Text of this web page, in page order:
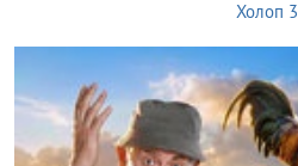
Холоп 3